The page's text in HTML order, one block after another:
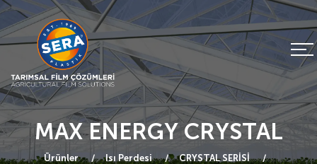
MAX ENERGY CRYSTAL
Ürünler Isı Perdesi
CRYSTAL SERİSİ